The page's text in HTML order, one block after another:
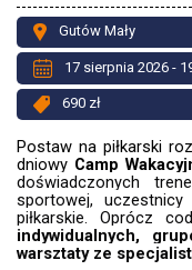
Gutów Mały
17 sierpnia 2026 -
690 zł
Postaw na piłkarski
dniowy Camp
doświadczonych
sportowej,
piłkarskie. Oprócz
indywidualnych,
warsztaty ze